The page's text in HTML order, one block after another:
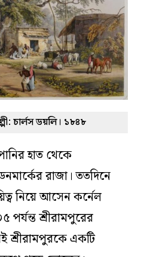
চার্লস ডয়লি। ১৮৪৮
হাত থেকে
রাজা। ততদিনে
নিয়ে আসেন কর্নেল
শ্রীরামপুরের
শ্রীরামপুরকে একটি